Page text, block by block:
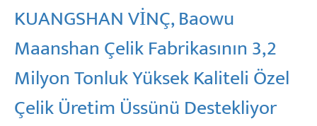
KUANGSHAN VİNÇ, Baowu
Maanshan Çelik Fabrikasının 3,2
Milyon Tonluk Yüksek Kaliteli Özel
Çelik Üretim Üssünü Destekliyor